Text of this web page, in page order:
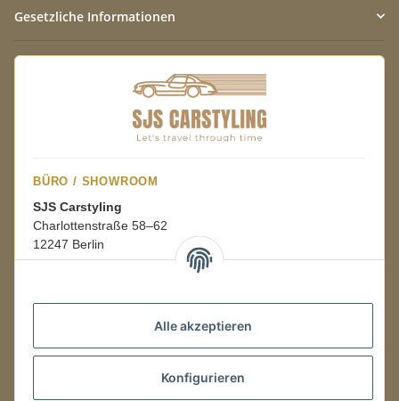
Alle akzeptieren
Konfigurieren
Gesetzliche Informationen
BÜRO / SHOWROOM
SJS Carstyling
Charlottenstraße 58–62
12247 Berlin
08:00–16:00 Uhr
LAGER / RETOUREN
Packmonster Fulfillment
SJS Carstyling Lager